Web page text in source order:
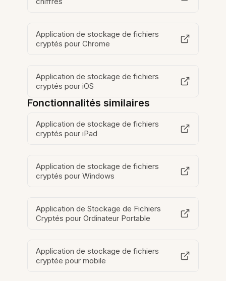
Application de stockage de fichiers
cryptés pour Chrome
Application de stockage de fichiers
cryptés pour iOS
Fonctionnalités similaires
Application de stockage de fichiers
cryptés pour iPad
Application de stockage de fichiers
cryptés pour Windows
Application de Stockage de Fichiers
Cryptés pour Ordinateur Portable
Application de stockage de fichiers
cryptée pour mobile